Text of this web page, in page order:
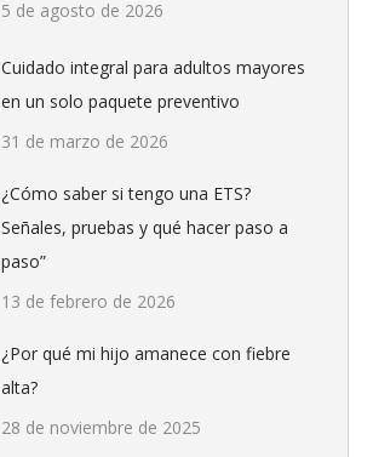
5 de agosto de 2026
Cuidado integral para adultos mayores
en un solo paquete preventivo
31 de marzo de 2026
¿Cómo saber si tengo una ETS?
Señales, pruebas y qué hacer paso a
paso”
13 de febrero de 2026
¿Por qué mi hijo amanece con fiebre
alta?
28 de noviembre de 2025